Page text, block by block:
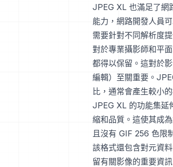
JPEG XL 也滿足了網
能力，網路開發人員
需要針對不同解析度
對於專業攝影師和平
都得以保留。這對於
編輯）至關重要。
比，通常會產生較小
JPEG XL 的功能集延
縮和品質。這使其成
且沒有 GIF 256 色限
該格式還包含對元資
留有關影像的重要資